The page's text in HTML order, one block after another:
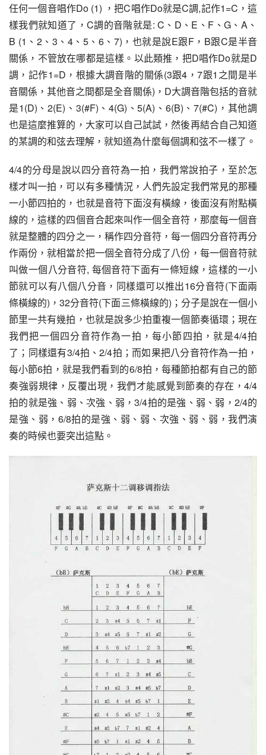
任何一個音唱作Do (1) ，把C唱作Do就是C調,記作1=C，這
樣我們就知道了，C調的音階就是: C、D、E、F、G、A、
B (1、2、3、4、5、6、7)，也就是說E跟F，B跟C是半音
關係，不管放在哪都是這樣。以此類推，把D唱作Do就是D
調，記作1=D，根據大調音階的關係(3跟4，7跟1之間是半
音關係，其他音之間都是全音關係)，D大調音階包括的音就
是1(D)、2(E)、3(#F)、4(G)、5(A)、6(B)、7(#C)，其他調
也是這麼推算的，大家可以自己試試，然後再結合自己知道
的某調的和弦去理解，就知道為什麼每個調和弦不一樣了。
4/4的分母是說以四分音符為一拍，我們常說拍子，至於怎
樣才叫一拍，可以有多種情況，人們先設定我們常見的那種
一小節四拍的，也就是音符下面沒有橫線，後面沒有附點橫
線的，這樣的四個音合起來叫作一個全音符，那麼每一個音
就是整體的四分之一，稱作四分音符，每一個四分音符再分
作兩份，就相當於把一個全音符分成了八份，每一個音符就
叫做一個八分音符, 每個音符下面有一條短線，這樣的一小
節就可以有八個八分音，同樣還可以推出16分音符(下面兩
條橫線的)，32分音符(下面三條橫線的)；分子是說在一個小
節里一共有幾拍，也就是說多少拍重複一個節奏循環；現在
我們把一個四分音符作為一拍，每小節四拍，就是4/4拍
了；同樣還有3/4拍、2/4拍；而如果把八分音符作為一拍，
每小節6拍，就是我們看到的6/8拍，每種節拍都有自己的節
奏強弱規律，反覆出現，我們才能感覺到節奏的存在，4/4
拍的就是強、弱、次強、弱，3/4拍的是強、弱、弱，2/4的
是強、弱，6/8拍的是強、弱、弱、次強、弱、弱，我們演
奏的時候也要突出這點。